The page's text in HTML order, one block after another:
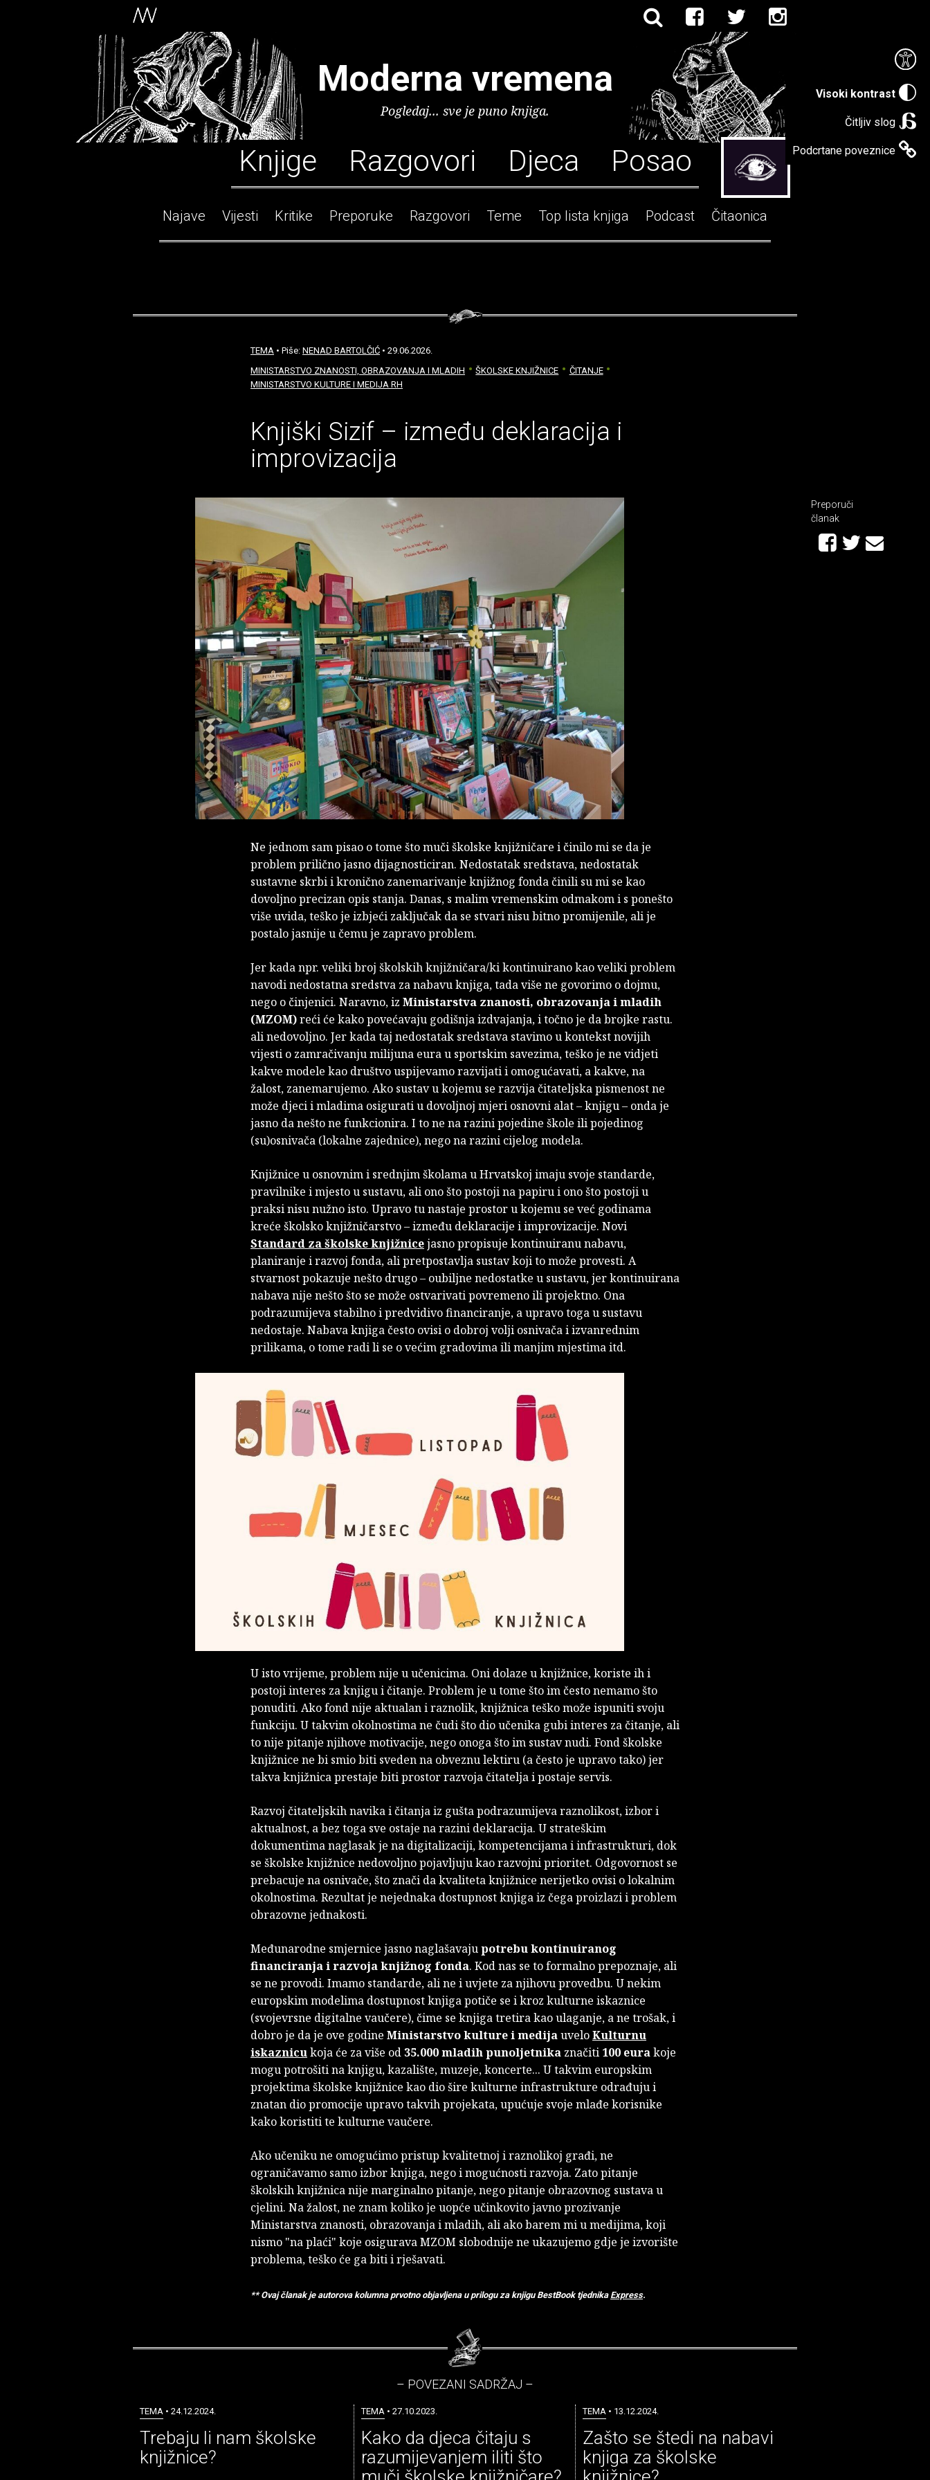
Visoki kontrast
Čitljiv slog
Podcrtane poveznice
Moderna vremena
Pogledaj... sve je puno knjiga.
Knjige Razgovori Djeca Posao
Najave Vijesti Kritike Preporuke Razgovori Teme Top lista knjiga Podcast Čitaonica
TEMA • Piše: NENAD BARTOLČIĆ • 29.06.2026.
MINISTARSTVO ZNANOSTI, OBRAZOVANJA I MLADIH
ŠKOLSKE KNJIŽNICE
ČITANJE
MINISTARSTVO KULTURE I MEDIJA RH
Knjiški Sizif – između deklaracija i
improvizacija
Ne jednom sam pisao o tome što muči školske knjižničare i činilo mi se da je
problem prilično jasno dijagnosticiran. Nedostatak sredstava, nedostatak
sustavne skrbi i kronično zanemarivanje knjižnog fonda činili su mi se kao
dovoljno precizan opis stanja. Danas, s malim vremenskim odmakom i s ponešto
više uvida, teško je izbjeći zaključak da se stvari nisu bitno promijenile, ali je
postalo jasnije u čemu je zapravo problem.
Jer kada npr. veliki broj školskih knjižničara/ki kontinuirano kao veliki problem
navodi nedostatna sredstva za nabavu knjiga, tada više ne govorimo o dojmu,
nego o činjenici. Naravno, iz Ministarstva znanosti, obrazovanja i mladih
(MZOM)reći će kako povećavaju godišnja izdvajanja, i točno je da brojke rastu.
ali nedovoljno. Jer kada taj nedostatak sredstava stavimo u kontekst novijih
vijesti o zamračivanju milijuna eura u sportskim savezima, teško je ne vidjeti
kakve modele kao društvo uspijevamo razvijati i omogućavati, a kakve, na
žalost, zanemarujemo. Ako sustav u kojemu se razvija čitateljska pismenost ne
može djeci i mladima osigurati u dovoljnoj mjeri osnovni alat – knjigu – onda je
jasno da nešto ne funkcionira. I to ne na razini pojedine škole ili pojedinog
(su)osnivača (lokalne zajednice), nego na razini cijelog modela.
Knjižnice u osnovnim i srednjim školama u Hrvatskoj imaju svoje standarde,
pravilnike i mjesto u sustavu, ali ono što postoji na papiru i ono što postoji u
praksi nisu nužno isto. Upravo tu nastaje prostor u kojemu se već godinama
kreće školsko knjižničarstvo – između deklaracije i improvizacije. Novi
Standard za školske knjižnicejasno propisuje kontinuiranu nabavu,
planiranje i razvoj fonda, ali pretpostavlja sustav koji to može provesti. A
stvarnost pokazuje nešto drugo – oubiljne nedostatke u sustavu, jer kontinuirana
nabava nije nešto što se može ostvarivati povremeno ili projektno. Ona
podrazumijeva stabilno i predvidivo financiranje, a upravo toga u sustavu
nedostaje. Nabava knjiga često ovisi o dobroj volji osnivača i izvanrednim
prilikama, o tome radi li se o većim gradovima ili manjim mjestima itd.
U isto vrijeme, problem nije u učenicima. Oni dolaze u knjižnice, koriste ih i
postoji interes za knjigu i čitanje. Problem je u tome što im često nemamo što
ponuditi. Ako fond nije aktualan i raznolik, knjižnica teško može ispuniti svoju
funkciju. U takvim okolnostima ne čudi što dio učenika gubi interes za čitanje, ali
to nije pitanje njihove motivacije, nego onoga što im sustav nudi. Fond školske
knjižnice ne bi smio biti sveden na obveznu lektiru (a često je upravo tako) jer
takva knjižnica prestaje biti prostor razvoja čitatelja i postaje servis.
Razvoj čitateljskih navika i čitanja iz gušta podrazumijeva raznolikost, izbor i
aktualnost, a bez toga sve ostaje na razini deklaracija. U strateškim
dokumentima naglasak je na digitalizaciji, kompetencijama i infrastrukturi, dok
se školske knjižnice nedovoljno pojavljuju kao razvojni prioritet. Odgovornost se
prebacuje na osnivače, što znači da kvaliteta knjižnice nerijetko ovisi o lokalnim
okolnostima. Rezultat je nejednaka dostupnost knjiga iz čega proizlazi i problem
obrazovne jednakosti.
Međunarodne smjernice jasno naglašavajupotrebu kontinuiranog
financiranja i razvoja knjižnog fonda. Kod nas se to formalno prepoznaje, ali
se ne provodi. Imamo standarde, ali ne i uvjete za njihovu provedbu. U nekim
europskim modelima dostupnost knjiga potiče se i kroz kulturne iskaznice
(svojevrsne digitalne vaučere), čime se knjiga tretira kao ulaganje, a ne trošak, i
dobro je da je ove godine Ministarstvo kulture i medijauveloKulturnu
iskaznicukoja će za više od 35.000 mladih punoljetnika značiti 100 eurakoje
mogu potrošiti na knjigu, kazalište, muzeje, koncerte... U takvim europskim
projektima školske knjižnice kao dio šire kulturne infrastrukture odrađuju i
znatan dio promocije upravo takvih projekata, upućuje svoje mlađe korisnike
kako koristiti te kulturne vaučere.
Ako učeniku ne omogućimo pristup kvalitetnoj i raznolikoj građi, ne
ograničavamo samo izbor knjiga, nego i mogućnosti razvoja. Zato pitanje
školskih knjižnica nije marginalno pitanje, nego pitanje obrazovnog sustava u
cjelini. Na žalost, ne znam koliko je uopće učinkovito javno prozivanje
Ministarstva znanosti, obrazovanja i mladih, ali ako barem mi u medijima, koji
nismo "na plaći" koje osigurava MZOM slobodnije ne ukazujemo gdje je izvorište
problema, teško će ga biti i rješavati.
** Ovaj članak je autorova kolumna prvotno objavljena u prilogu za knjigu BestBook tjednika Express.
Preporuči
članak
– POVEZANI SADRŽAJ –
TEMA • 24.12.2024.
Trebaju li nam školske
knjižnice?
TEMA • 27.10.2023.
Kako da djeca čitaju s
razumijevanjem iliti što
TEMA • 13.12.2024.
Zašto se štedi na nabavi
knjiga za školske